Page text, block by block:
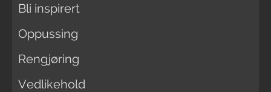
Bli inspirert
Oppussing
Rengjøring
Vedlikehold